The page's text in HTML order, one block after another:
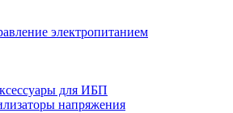
электропитанием
для ИБП
напряжения